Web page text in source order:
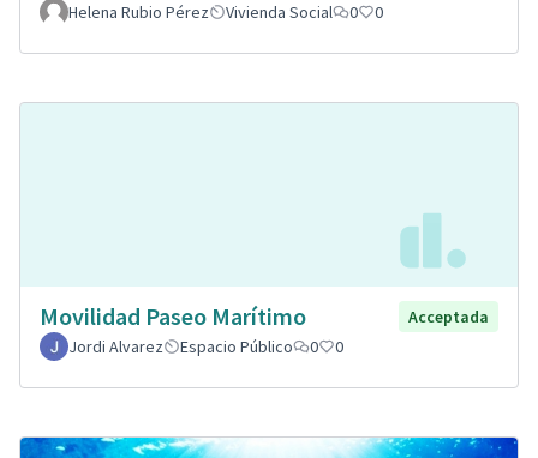
Helena Rubio Pérez Vivienda Social 0 0
Movilidad Paseo Marítimo
Acceptada
Jordi Alvarez
Espacio Público 0 0